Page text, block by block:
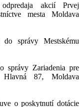
akcií Prvej
mesta Moldava
správy Mestskému
správy Zariadenia pre
87, Moldava
o poskytnutí dotácie